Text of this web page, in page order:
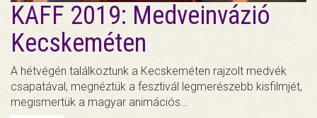
KAFF 2019: Medveinvázió
Kecskeméten
A hétvégén találkoztunk a Kecskeméten rajzolt medvék
csapatával, megnéztük a fesztivál legmerészebb kisfilmjét,
megismertük a magyar animációs…